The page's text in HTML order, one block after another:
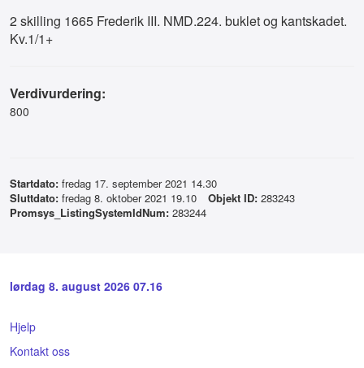
2 skilling 1665 Frederik III. NMD.224. buklet og kantskadet.
Kv.1/1+
Verdivurdering:
800
Startdato: fredag 17. september 2021 14.30
Sluttdato: fredag 8. oktober 2021 19.10 Objekt ID: 283243
Promsys_ListingSystemIdNum: 283244
lørdag 8. august 2026 07.16
Hjelp
Kontakt oss